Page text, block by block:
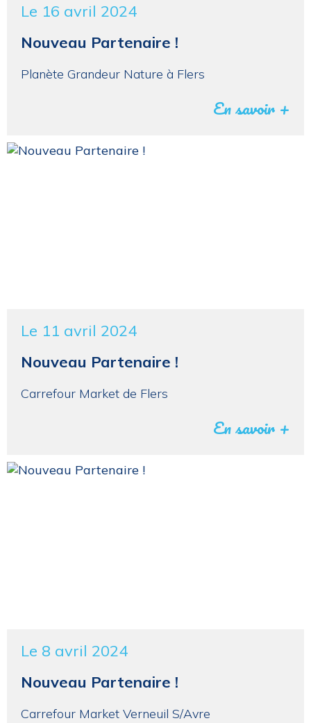
Le 16 avril 2024
Nouveau Partenaire !
Planète Grandeur Nature à Flers
En savoir +
Le 11 avril 2024
Nouveau Partenaire !
Carrefour Market de Flers
En savoir +
Le 8 avril 2024
Nouveau Partenaire !
Carrefour Market Verneuil S/Avre